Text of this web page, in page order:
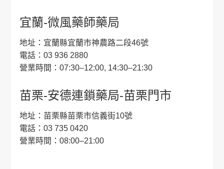
宜蘭-微風藥師藥局
地址：宜蘭縣宜蘭市神農路二段46號
電話：03 936 2880
營業時間：07:30–12:00, 14:30–21:30
苗栗-安德連鎖藥局-苗栗門市
地址：苗栗縣苗栗市信義街10號
電話：03 735 0420
營業時間：08:00–21:00